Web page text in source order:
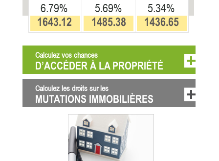
6.79%
1643.12
5.69%
1485.38
5.34%
1436.65
Calculez vos chances
D’ACCÉDER À LA PROPRIÉTÉ
Calculez les droits sur les
MUTATIONS IMMOBILIÈRES